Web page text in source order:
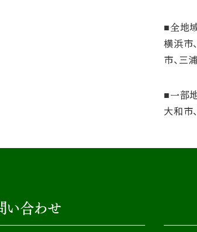
全地
横浜市
市、三
一部
大和市
い合わせ